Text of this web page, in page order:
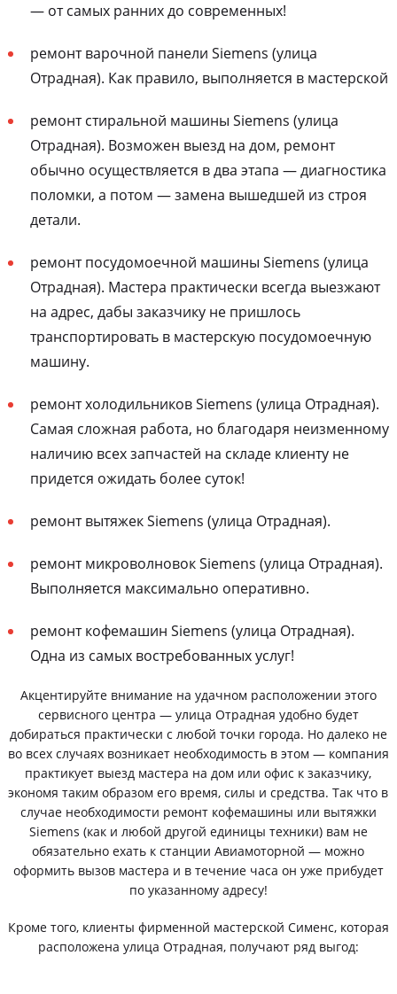
— от самых ранних до современных!
ремонт варочной панели Siemens (улица
Отрадная). Как правило, выполняется в мастерской
ремонт стиральной машины Siemens (улица
Отрадная). Возможен выезд на дом, ремонт
обычно осуществляется в два этапа — диагностика
поломки, а потом — замена вышедшей из строя
детали.
ремонт посудомоечной машины Siemens (улица
Отрадная). Мастера практически всегда выезжают
на адрес, дабы заказчику не пришлось
транспортировать в мастерскую посудомоечную
машину.
ремонт холодильников Siemens (улица Отрадная).
Самая сложная работа, но благодаря неизменному
наличию всех запчастей на складе клиенту не
придется ожидать более суток!
ремонт вытяжек Siemens (улица Отрадная).
ремонт микроволновок Siemens (улица Отрадная).
Выполняется максимально оперативно.
ремонт кофемашин Siemens (улица Отрадная).
Одна из самых востребованных услуг!
Акцентируйте внимание на удачном расположении этого
сервисного центра — улица Отрадная удобно будет
добираться практически с любой точки города. Но далеко не
во всех случаях возникает необходимость в этом — компания
практикует выезд мастера на дом или офис к заказчику,
экономя таким образом его время, силы и средства. Так что в
случае необходимости ремонт кофемашины или вытяжки
Siemens (как и любой другой единицы техники) вам не
обязательно ехать к станции Авиамоторной — можно
оформить вызов мастера и в течение часа он уже прибудет
по указанному адресу!
Кроме того, клиенты фирменной мастерской Сименс, которая
расположена улица Отрадная, получают ряд выгод: